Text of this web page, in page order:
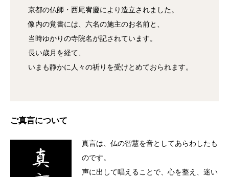
京都の仏師・西尾宥慶により造立されました。
像内の覚書には、六名の施主のお名前と、
当時ゆかりの寺院名が記されています。
長い歳月を経て、
いまも静かに人々の祈りを受けとめておられます。
ご真言について
真言は、仏の智慧を音としてあらわしたも
のです。
声に出して唱えることで、心を整え、迷い